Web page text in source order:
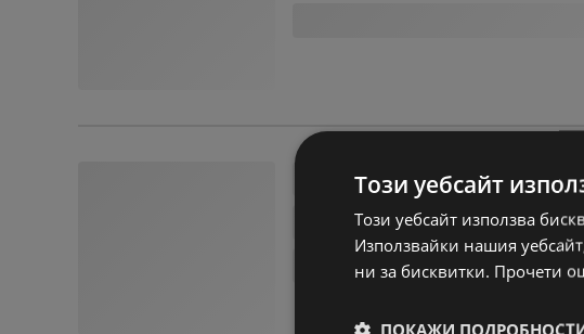
Този уебсайт
Този уебсайт използва
Използвайки нашия
ни за бисквитки. Прочети
ПОКАЖИ